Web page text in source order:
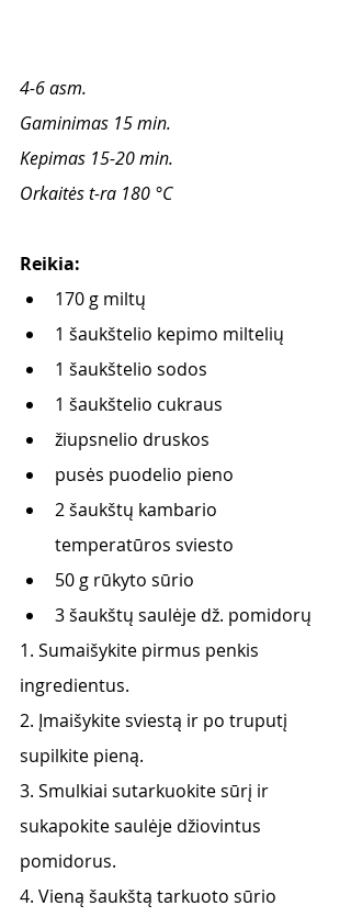
4-6 asm.
Gaminimas 15 min.
Kepimas 15-20 min.
Orkaitės t-ra 180 °C
Reikia:
170 g miltų
1 šaukštelio kepimo miltelių
1 šaukštelio sodos
1 šaukštelio cukraus
žiupsnelio druskos
pusės puodelio pieno
2 šaukštų kambario
temperatūros sviesto
50 g rūkyto sūrio
3 šaukštų saulėje dž. pomidorų
1. Sumaišykite pirmus penkis
ingredientus.
2. Įmaišykite sviestą ir po truputį
supilkite pieną.
3. Smulkiai sutarkuokite sūrį ir
sukapokite saulėje džiovintus
pomidorus.
4. Vieną šaukštą tarkuoto sūrio